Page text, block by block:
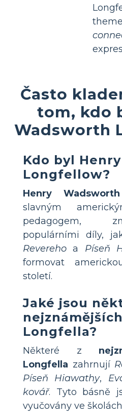
Často
tom, kdo
Wadsworth
Kdo byl
Longfellow?
Henry
slavným
pedagogem,
populárními díly,
Revereho a Píseň
formovat
století.
Jaké jsou
Longfella?
Některé z
Longfella zahrnují
Píseň Hiawathy,
kovář. Tyto básně
vyučovány ve